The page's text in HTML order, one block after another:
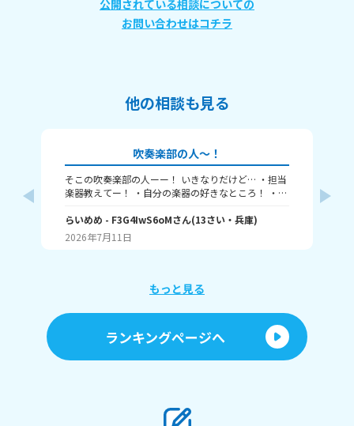
公開されている相談についての
お問い合わせはコチラ
他の相談も見る
吹奏楽部の人～！
そこの吹奏楽部の人ーー！ いきなりだけど… ・担当
楽器教えてー！ ・自分の楽器の好きなところ！ ・マ
たら！ もうすぐ本番だよーとか、なんでもいいよ
ー！ 私は… アルトサックス担当！ 綺麗な音が出る事
が好き！ マイ楽器欲しいなーって思ってるー ホルン
ことか、高速でバチ振ってるとことか、かっこよす
ぐ！ 長文＆読みにくい文ごめん！ ここまで読んでく
らいめめ - F3G4IwS6oMさん(13さい・ 兵庫)
2026年7月11日
もっと見る
ランキングページへ